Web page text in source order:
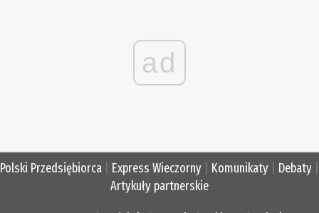
ad
Polski Przedsiębiorca Express Wieczorny Komunikaty Debaty
Artykuły partnerskie